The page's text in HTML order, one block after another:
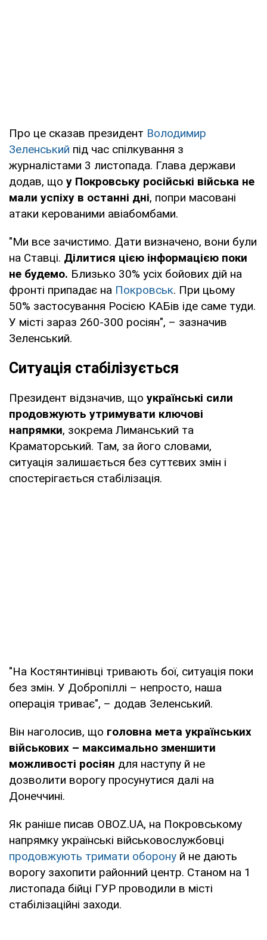
Про це сказав президент Володимир
Зеленський під час спілкування з
журналістами 3 листопада. Глава держави
додав, що у Покровську російські війська не
мали успіху в останні дні, попри масовані
атаки керованими авіабомбами.
"Ми все зачистимо. Дати визначено, вони були
на Ставці. Ділитися цією інформацією поки
не будемо. Близько 30% усіх бойових дій на
фронті припадає на Покровськ. При цьому
50% застосування Росією КАБів іде саме туди.
У місті зараз 260-300 росіян", – зазначив
Зеленський.
Ситуація стабілізується
Президент відзначив, що українські сили
продовжують утримувати ключові
напрямки, зокрема Лиманський та
Краматорський. Там, за його словами,
ситуація залишається без суттєвих змін і
спостерігається стабілізація.
"На Костянтинівці тривають бої, ситуація поки
без змін. У Добропіллі – непросто, наша
операція триває", – додав Зеленський.
Він наголосив, що головна мета українських
військових – максимально зменшити
можливості росіян для наступу й не
дозволити ворогу просунутися далі на
Донеччині.
Як раніше писав OBOZ.UA, на Покровському
напрямку українські військовослужбовці
продовжують тримати оборону й не дають
ворогу захопити районний центр. Станом на 1
листопада бійці ГУР проводили в місті
стабілізаційні заходи.